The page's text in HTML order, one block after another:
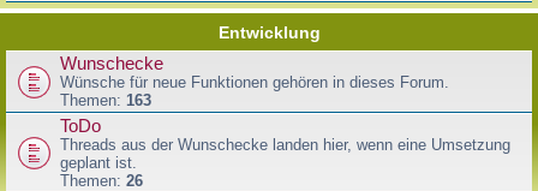
Entwicklung
Wunschecke
Wünsche für neue Funktionen gehören in dieses Forum.
Themen: 163
ToDo
Threads aus der Wunschecke landen hier, wenn eine Umsetzung
geplant ist.
Themen: 26